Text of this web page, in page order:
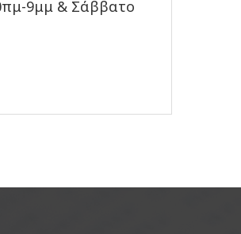
9μμ & Σάββατο